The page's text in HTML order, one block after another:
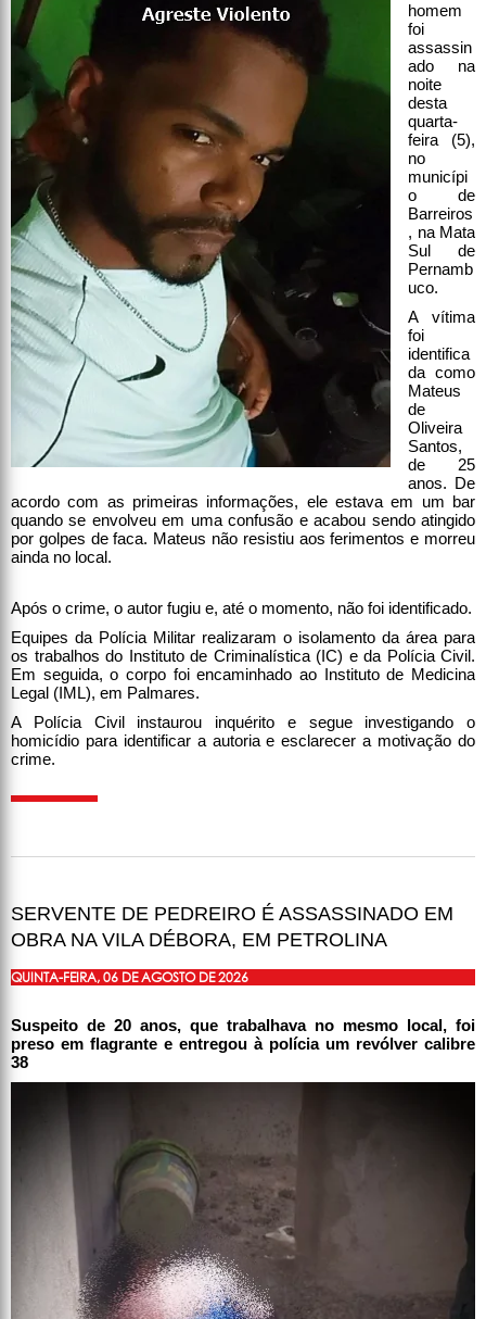
homem
foi
assassin
ado na
noite
desta
quarta-
feira (5),
no
municípi
o de
Barreiros
, na Mata
Sul de
Pernamb
uco.
A vítima
foi
identifica
da como
Mateus
de
Oliveira
Santos,
de 25
anos. De
acordo com as primeiras informações, ele estava em um bar
quando se envolveu em uma confusão e acabou sendo atingido
por golpes de faca. Mateus não resistiu aos ferimentos e morreu
ainda no local.
Após o crime, o autor fugiu e, até o momento, não foi identificado.
Equipes da Polícia Militar realizaram o isolamento da área para
os trabalhos do Instituto de Criminalística (IC) e da Polícia Civil.
Em seguida, o corpo foi encaminhado ao Instituto de Medicina
Legal (IML), em Palmares.
A Polícia Civil instaurou inquérito e segue investigando o
homicídio para identificar a autoria e esclarecer a motivação do
crime.
SERVENTE DE PEDREIRO É ASSASSINADO EM
OBRA NA VILA DÉBORA, EM PETROLINA
QUINTA-FEIRA, 06 DE AGOSTO DE 2026
Suspeito de 20 anos, que trabalhava no mesmo local, foi
preso em flagrante e entregou à polícia um revólver calibre
38